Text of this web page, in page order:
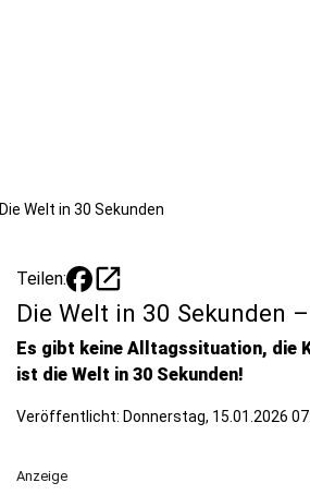
Die Welt in 30 Sekunden
Teilen: open_in_new
Die Welt in 30 Sekunden
Es gibt keine Alltagssituation, die
ist die Welt in 30 Sekunden!
Veröffentlicht: Donnerstag, 15.01.2026
Anzeige